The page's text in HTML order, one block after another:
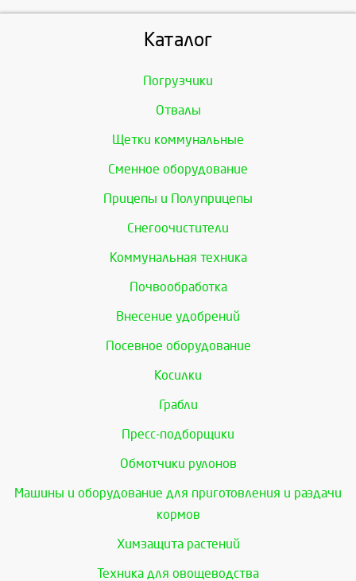
Каталог
Погрузчики
Отвалы
Щетки коммунальные
Сменное оборудование
Прицепы и Полуприцепы
Снегоочистители
Коммунальная техника
Почвообработка
Внесение удобрений
Посевное оборудование
Косилки
Грабли
Пресс-подборщики
Обмотчики рулонов
Машины и оборудование для приготовления и раздачи
кормов
Химзащита растений
Техника для овощеводства